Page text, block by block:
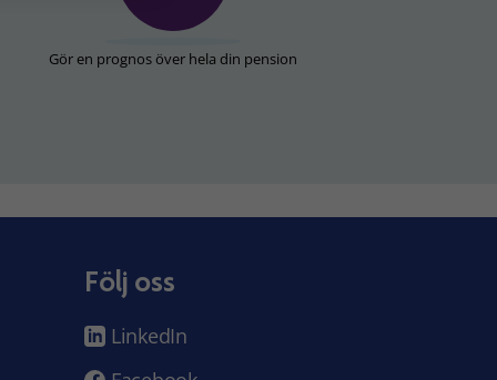
Gör en prognos över hela din pension
Följ oss
LinkedIn